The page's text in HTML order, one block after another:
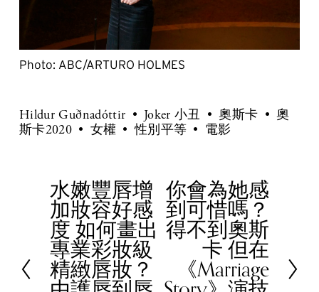
Photo: ABC/ARTURO HOLMES
Hildur Guðnadóttir Joker 小丑 奧斯卡
奧
斯卡2020
女權 性別平等 電影
P
r
e
v
i
o
水嫩豐唇增
加妝容好感
度 如何畫出
專業彩妝級
精緻唇妝？
N你會為她感
到可惜嗎？
得不到奧斯
卡 但在
《Marriage